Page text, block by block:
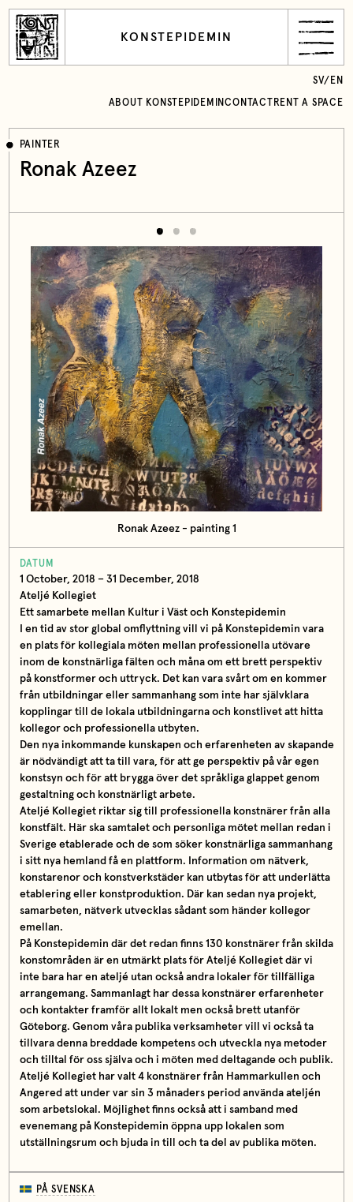
KONSTEPIDEMIN
ABOUT KONSTEPIDEMINCONTACT RENT A SPACE
SV/ EN
PAINTER
Ronak Azeez
Ronak Azeez - painting 1
DATUM
1 October, 2018 – 31 December, 2018
Ateljé Kollegiet
Ett samarbete mellan Kultur i Väst och Konstepidemin
I en tid av stor global omflyttning vill vi på Konstepidemin vara
en plats för kollegiala möten mellan professionella utövare
inom de konstnärliga fälten och måna om ett brett perspektiv
på konstformer och uttryck. Det kan vara svårt om en kommer
från utbildningar eller sammanhang som inte har självklara
kopplingar till de lokala utbildningarna och konstlivet att hitta
kollegor och professionella utbyten.
Den nya inkommande kunskapen och erfarenheten av skapande
är nödvändigt att ta till vara, för att ge perspektiv på vår egen
konstsyn och för att brygga över det språkliga glappet genom
gestaltning och konstnärligt arbete.
Ateljé Kollegiet riktar sig till professionella konstnärer från alla
konstfält. Här ska samtalet och personliga mötet mellan redan i
Sverige etablerade och de som söker konstnärliga sammanhang
i sitt nya hemland få en plattform. Information om nätverk,
konstarenor och konstverkstäder kan utbytas för att underlätta
etablering eller konstproduktion. Där kan sedan nya projekt,
samarbeten, nätverk utvecklas sådant som händer kollegor
emellan.
På Konstepidemin där det redan finns 130 konstnärer från skilda
konstområden är en utmärkt plats för Ateljé Kollegiet där vi
inte bara har en ateljé utan också andra lokaler för tillfälliga
arrangemang. Sammanlagt har dessa konstnärer erfarenheter
och kontakter framför allt lokalt men också brett utanför
Göteborg. Genom våra publika verksamheter vill vi också ta
tillvara denna breddade kompetens och utveckla nya metoder
och tilltal för oss själva och i möten med deltagande och publik.
Ateljé Kollegiet har valt 4 konstnärer från Hammarkullen och
Angered att under var sin 3 månaders period använda ateljén
som arbetslokal. Möjlighet finns också att i samband med
evenemang på Konstepidemin öppna upp lokalen som
utställningsrum och bjuda in till och ta del av publika möten.
PÅ SVENSKA